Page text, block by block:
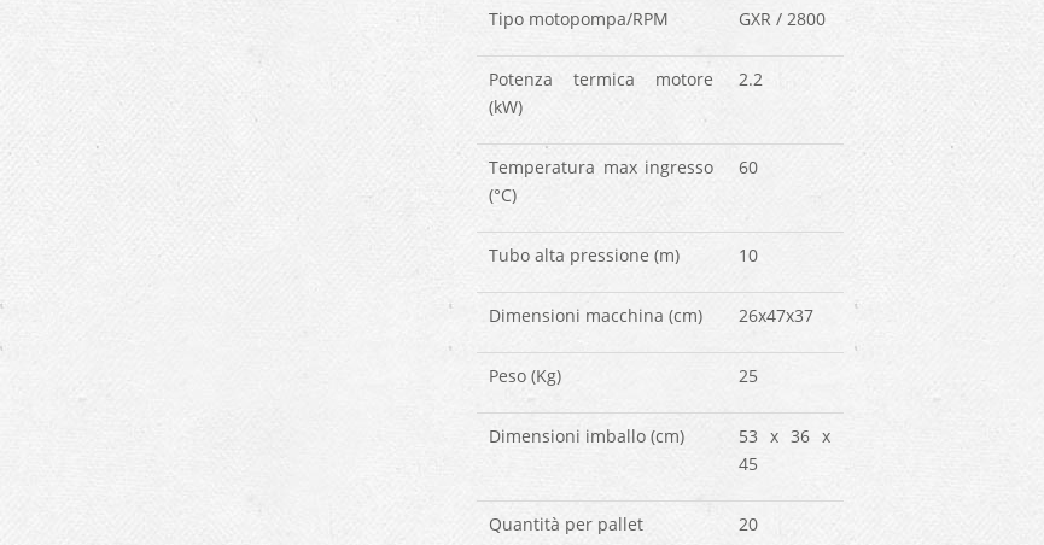
Tipo motopompa/RPM GXR / 2800
Potenza termica motore
(kW)
2.2
Temperatura max ingresso
(°C)
60
Tubo alta pressione (m) 10
Dimensioni macchina (cm) 26x47x37
Peso (Kg) 25
Dimensioni imballo (cm)
53 x 36 x
45
Quantità per pallet 20